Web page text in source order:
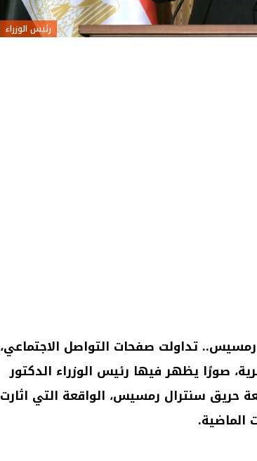
رئيس الوزراء
تداولت صفحات التواصل الاجتماعي،
صورًا يظهر فيها رئيس الوزراء الدكتور
سنترال رمسيس، الواقعة التي اثارت